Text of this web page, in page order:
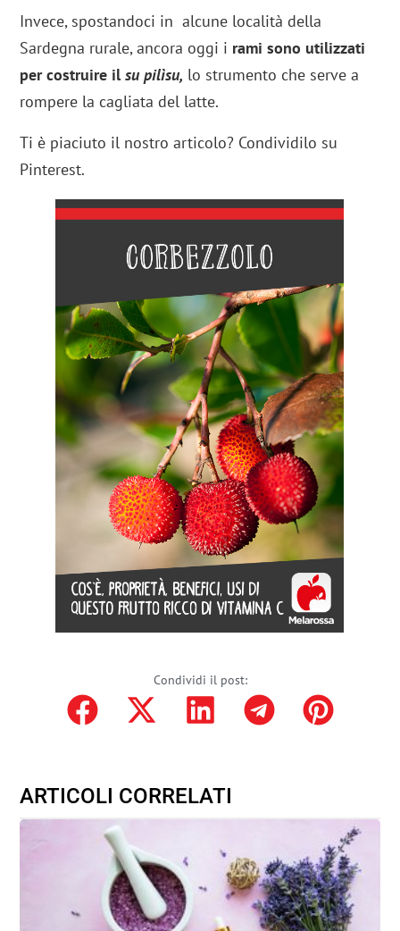
Invece, spostandoci in alcune località della
Sardegna rurale, ancora oggi i rami sono utilizzati
per costruire ilsu pilìsu, lo strumento che serve a
rompere la cagliata del latte.
Ti è piaciuto il nostro articolo? Condividilo su
Pinterest.
Condividi il post:
ARTICOLI CORRELATI